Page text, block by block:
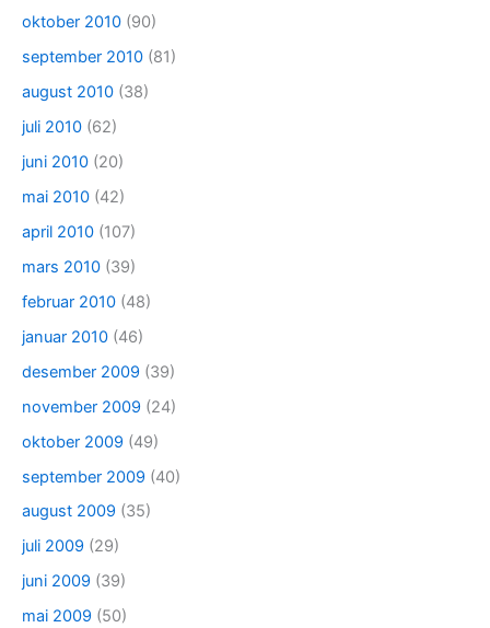
oktober 2010 (90)
september 2010 (81)
august 2010 (38)
juli 2010 (62)
juni 2010 (20)
mai 2010 (42)
april 2010 (107)
mars 2010 (39)
februar 2010 (48)
januar 2010 (46)
desember 2009 (39)
november 2009 (24)
oktober 2009 (49)
september 2009 (40)
august 2009 (35)
juli 2009 (29)
juni 2009 (39)
mai 2009 (50)